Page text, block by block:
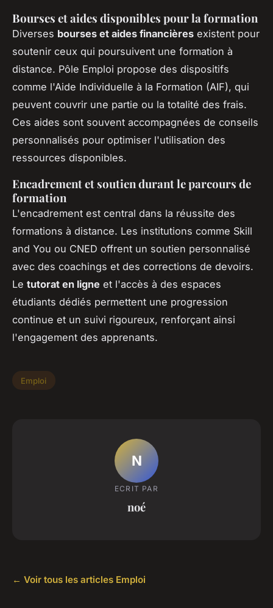
Bourses et aides disponibles pour la formation
Diverses bourses et aides financières existent pour
soutenir ceux qui poursuivent une formation à
distance. Pôle Emploi propose des dispositifs
comme l'Aide Individuelle à la Formation (AIF), qui
peuvent couvrir une partie ou la totalité des frais.
Ces aides sont souvent accompagnées de conseils
personnalisés pour optimiser l'utilisation des
ressources disponibles.
Encadrement et soutien durant le parcours de
formation
L'encadrement est central dans la réussite des
formations à distance. Les institutions comme Skill
and You ou CNED offrent un soutien personnalisé
avec des coachings et des corrections de devoirs.
Le tutorat en ligne et l'accès à des espaces
étudiants dédiés permettent une progression
continue et un suivi rigoureux, renforçant ainsi
l'engagement des apprenants.
Emploi
N
ECRIT PAR
noé
← Voir tous les articles Emploi